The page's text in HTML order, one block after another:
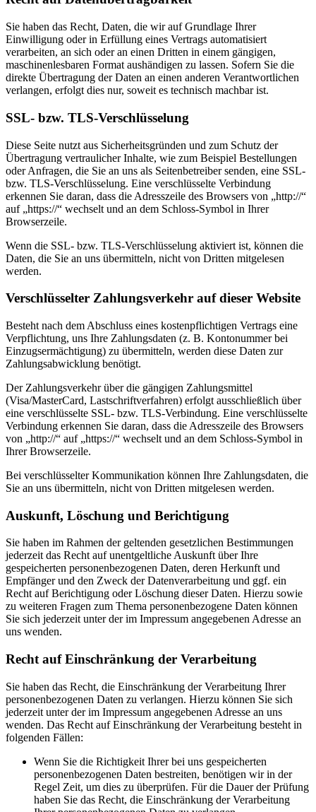
Sie haben das Recht, Daten, die wir auf Grundlage Ihrer
Einwilligung oder in Erfüllung eines Vertrags automatisiert
verarbeiten, an sich oder an einen Dritten in einem gängigen,
maschinenlesbaren Format aushändigen zu lassen. Sofern Sie die
direkte Übertragung der Daten an einen anderen Verantwortlichen
verlangen, erfolgt dies nur, soweit es technisch machbar ist.
SSL- bzw. TLS-Verschlüsselung
Diese Seite nutzt aus Sicherheitsgründen und zum Schutz der
Übertragung vertraulicher Inhalte, wie zum Beispiel Bestellungen
oder Anfragen, die Sie an uns als Seitenbetreiber senden, eine SSL-
bzw. TLS-Verschlüsselung. Eine verschlüsselte Verbindung
erkennen Sie daran, dass die Adresszeile des Browsers von „http://“
auf „https://“ wechselt und an dem Schloss-Symbol in Ihrer
Browserzeile.
Wenn die SSL- bzw. TLS-Verschlüsselung aktiviert ist, können die
Daten, die Sie an uns übermitteln, nicht von Dritten mitgelesen
werden.
Verschlüsselter Zahlungsverkehr auf dieser Website
Besteht nach dem Abschluss eines kostenpflichtigen Vertrags eine
Verpflichtung, uns Ihre Zahlungsdaten (z. B. Kontonummer bei
Einzugsermächtigung) zu übermitteln, werden diese Daten zur
Zahlungsabwicklung benötigt.
Der Zahlungsverkehr über die gängigen Zahlungsmittel
(Visa/MasterCard, Lastschriftverfahren) erfolgt ausschließlich über
eine verschlüsselte SSL- bzw. TLS-Verbindung. Eine verschlüsselte
Verbindung erkennen Sie daran, dass die Adresszeile des Browsers
von „http://“ auf „https://“ wechselt und an dem Schloss-Symbol in
Ihrer Browserzeile.
Bei verschlüsselter Kommunikation können Ihre Zahlungsdaten, die
Sie an uns übermitteln, nicht von Dritten mitgelesen werden.
Auskunft, Löschung und Berichtigung
Sie haben im Rahmen der geltenden gesetzlichen Bestimmungen
jederzeit das Recht auf unentgeltliche Auskunft über Ihre
gespeicherten personenbezogenen Daten, deren Herkunft und
Empfänger und den Zweck der Datenverarbeitung und ggf. ein
Recht auf Berichtigung oder Löschung dieser Daten. Hierzu sowie
zu weiteren Fragen zum Thema personenbezogene Daten können
Sie sich jederzeit unter der im Impressum angegebenen Adresse an
uns wenden.
Recht auf Einschränkung der Verarbeitung
Sie haben das Recht, die Einschränkung der Verarbeitung Ihrer
personenbezogenen Daten zu verlangen. Hierzu können Sie sich
jederzeit unter der im Impressum angegebenen Adresse an uns
wenden. Das Recht auf Einschränkung der Verarbeitung besteht in
folgenden Fällen:
Wenn Sie die Richtigkeit Ihrer bei uns gespeicherten
personenbezogenen Daten bestreiten, benötigen wir in der
Regel Zeit, um dies zu überprüfen. Für die Dauer der Prüfung
haben Sie das Recht, die Einschränkung der Verarbeitung